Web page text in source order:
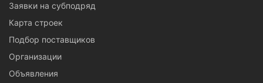
Заявки на субподряд
Карта строек
Подбор поставщиков
Организации
Объявления